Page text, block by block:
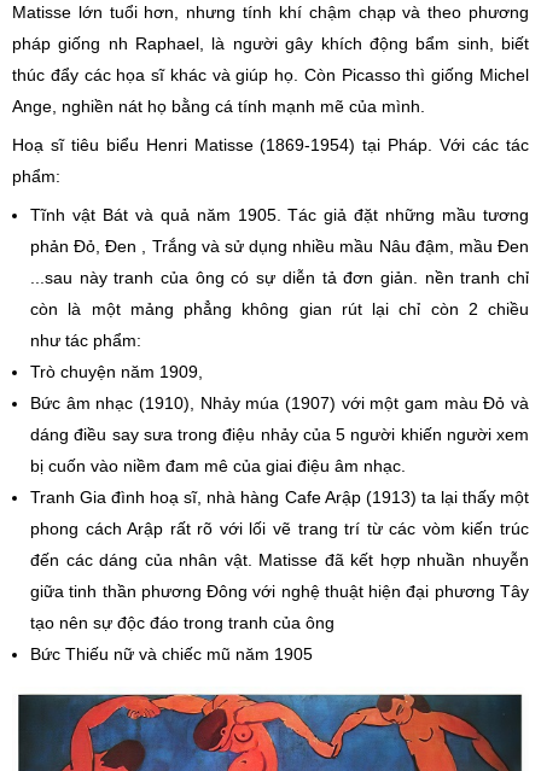
Matisse lớn tuổi hơn, nhưng tính khí chậm chạp và theo phương
pháp giống nh Raphael, là người gây khích động bẩm sinh, biết
thúc đẩy các họa sĩ khác và giúp họ. Còn Picasso thì giống Michel
Ange, nghiền nát họ bằng cá tính mạnh mẽ của mình.
Hoạ sĩ tiêu biểu Henri Matisse (1869-1954) tại Pháp. Với các tác
phẩm:
Tĩnh vật Bát và quả năm 1905. Tác giả đặt những mầu tương
phản Đỏ, Đen , Trắng và sử dụng nhiều mầu Nâu đậm, mầu Đen
...sau này tranh của ông có sự diễn tả đơn giản. nền tranh chỉ
còn là một mảng phẳng không gian rút lại chỉ còn 2 chiều
như tác phẩm:
Trò chuyện năm 1909,
Bức âm nhạc (1910), Nhảy múa (1907) với một gam màu Đỏ và
dáng điều say sưa trong điệu nhảy của 5 người khiến người xem
bị cuốn vào niềm đam mê của giai điệu âm nhạc.
Tranh Gia đình hoạ sĩ, nhà hàng Cafe Arập (1913) ta lại thấy một
phong cách Arập rất rõ với lối vẽ trang trí từ các vòm kiến trúc
đến các dáng của nhân vật. Matisse đã kết hợp nhuần nhuyễn
giữa tinh thần phương Đông với nghệ thuật hiện đại phương Tây
tạo nên sự độc đáo trong tranh của ông
Bức Thiếu nữ và chiếc mũ năm 1905